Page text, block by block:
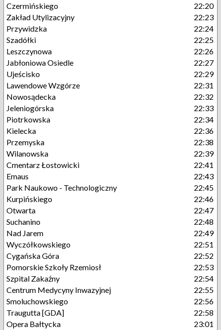
Czermińskiego
22:20
Zakład Utylizacyjny
22:23
Przywidzka
22:24
Szadółki
22:25
Leszczynowa
22:26
Jabłoniowa Osiedle
22:27
Ujeścisko
22:29
Lawendowe Wzgórze
22:31
Nowosądecka
22:32
Jeleniogórska
22:33
Piotrkowska
22:34
Kielecka
22:36
Przemyska
22:38
Wilanowska
22:39
Cmentarz Łostowicki
22:41
Emaus
22:43
Park Naukowo - Technologiczny
22:45
Kurpińskiego
22:46
Otwarta
22:47
Suchanino
22:48
Nad Jarem
22:49
Wyczółkowskiego
22:51
Cygańska Góra
22:52
Pomorskie Szkoły Rzemiosł
22:53
Szpital Zakaźny
22:54
Centrum Medycyny Inwazyjnej
22:55
Smoluchowskiego
22:56
Traugutta [GDA]
22:58
Opera Bałtycka
23:01